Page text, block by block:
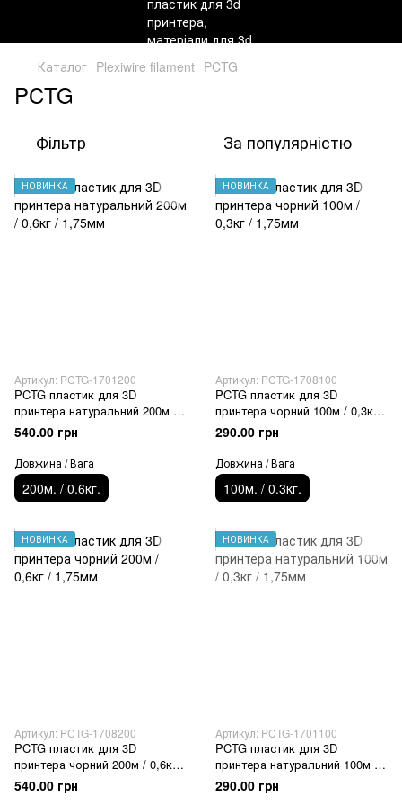
Каталог Plexiwire filament PCTG
PCTG
Фільтр За популярністю
НОВИНКА
Артикул: PCTG-1701200
PCTG пластик для 3D
принтера натуральний 200м /
0,6кг / 1,75мм
540.00 грн
Довжина / Вага
200м. / 0.6кг.
НОВИНКА
Артикул: PCTG-1708100
PCTG пластик для 3D
принтера чорний 100м / 0,3кг /
1,75мм
290.00 грн
Довжина / Вага
100м. / 0.3кг.
НОВИНКА
Артикул: PCTG-1708200
PCTG пластик для 3D
принтера чорний 200м / 0,6кг /
1,75мм
540.00 грн
НОВИНКА
Артикул: PCTG-1701100
PCTG пластик для 3D
принтера натуральний 100м /
0,3кг / 1,75мм
290.00 грн